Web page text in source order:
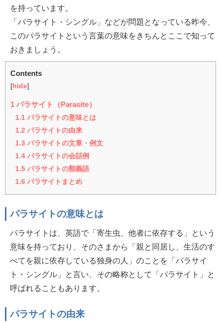
を持っています。
「パラサイト・シングル」などが問題となっている昨今、
このパラサイトという言葉の意味をきちんとここで知って
おきましょう。
Contents
[ hide]
1 パラサイト（Parasite）
1.1 パラサイトの意味とは
1.2 パラサイトの由来
1.3 パラサイトの文章・例文
1.4 パラサイトの会話例
1.5 パラサイトの類義語
1.6 パラサイトまとめ
パラサイトの意味とは
パラサイトは、英語で「寄生虫、他者に依存する」という
意味を持っており、そのさまから「親と同居し、生活のす
べてを親に依存している独身の人」のことを「パラサイ
ト・シングル」と言い、その略称として「パラサイト」と
呼ばれることもあります。
パラサイトの由来